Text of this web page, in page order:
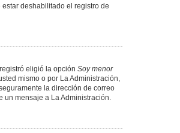
deshabilitado el registro de
eligió la opción Soy menor
mismo o por La Administración,
la dirección de correo
un mensaje a La Administración.